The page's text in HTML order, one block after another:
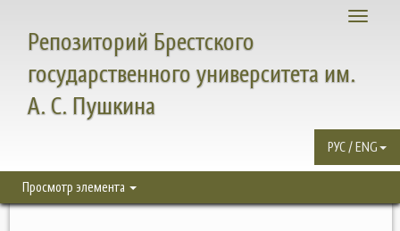
Toggle
Репозиторий Брестского
государственного университета им.
А. С. Пушкина
РУС / ENG
Просмотр элемента